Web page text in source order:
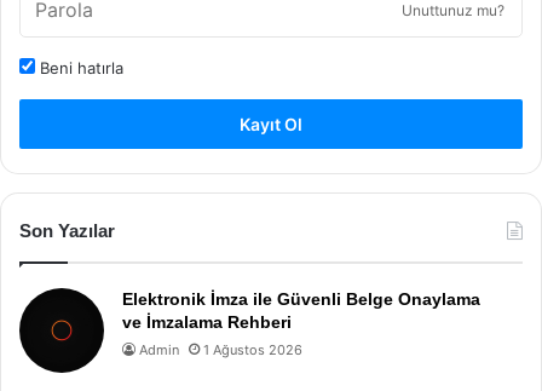
Unuttunuz mu?
Beni hatırla
Kayıt Ol
Son Yazılar
Elektronik İmza ile Güvenli Belge Onaylama
ve İmzalama Rehberi
Admin 1 Ağustos 2026